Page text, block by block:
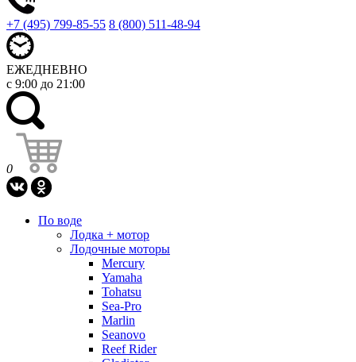
+7 (495) 799-85-55 8 (800) 511-48-94
ЕЖЕДНЕВНО
с 9:00 до 21:00
0
По воде
Лодка + мотор
Лодочные моторы
Mercury
Yamaha
Tohatsu
Sea-Pro
Marlin
Seanovo
Reef Rider